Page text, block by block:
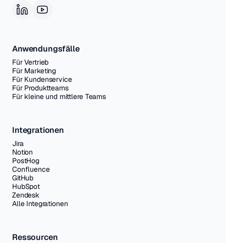
Anwendungsfälle
Für Vertrieb
Für Marketing
Für Kundenservice
Für Produktteams
Für kleine und mittlere Teams
Integrationen
Jira
Notion
PostHog
Confluence
GitHub
HubSpot
Zendesk
Alle Integrationen
Ressourcen